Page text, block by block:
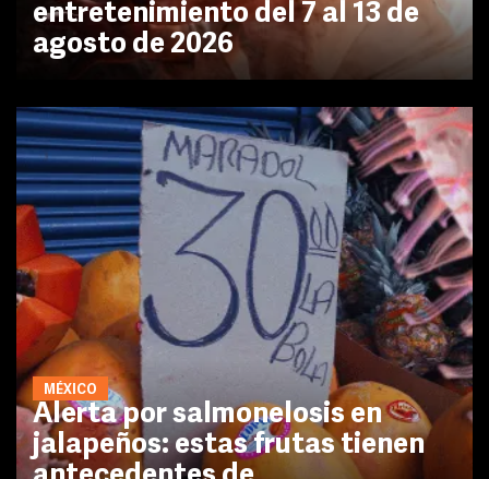
entretenimiento del 7 al 13 de
agosto de 2026
MÉXICO
Alerta por salmonelosis en
jalapeños: estas frutas tienen